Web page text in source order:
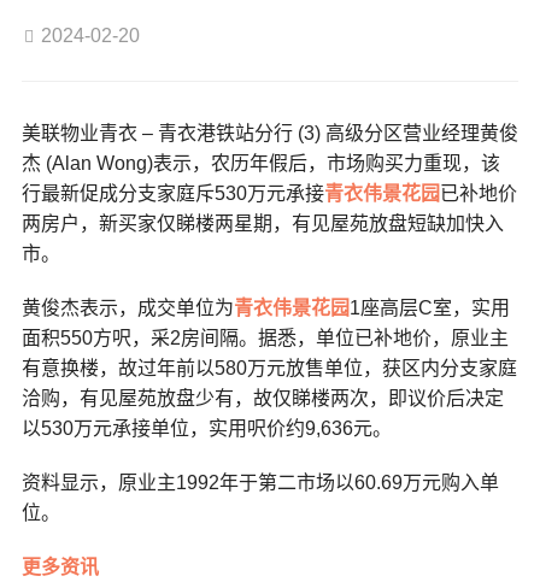
2024-02-20
美联物业青衣 – 青衣港铁站分行 (3) 高级分区营业经理黄俊
杰 (Alan Wong)表示，农历年假后，市场购买力重现，该
行最新促成分支家庭斥530万元承接青衣伟景花园 已补地价
两房户，新买家仅睇楼两星期，有见屋苑放盘短缺加快入
市。
黄俊杰表示，成交单位为青衣伟景花园1座高层C室，实用
面积550方呎，采2房间隔。据悉，单位已补地价，原业主
有意换楼，故过年前以580万元放售单位，获区内分支家庭
洽购，有见屋苑放盘少有，故仅睇楼两次，即议价后决定
以530万元承接单位，实用呎价约9,636元。
资料显示，原业主1992年于第二市场以60.69万元购入单
位。
更多资讯